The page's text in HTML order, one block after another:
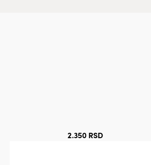
2.350 RSD